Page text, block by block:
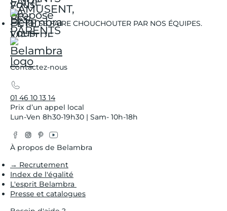
SE FAIRE CHOUCHOUTER PAR NOS ÉQUIPES.
Contactez-nous
01 46 10 13 14
Prix d’un appel local
Lun-Ven 8h30-19h30 | Sam- 10h-18h
Facebook
Instagram
Pinterest
YouTube
À propos de Belambra
→ Recrutement
Index de l'égalité
L'esprit Belambra
Presse et catalogues